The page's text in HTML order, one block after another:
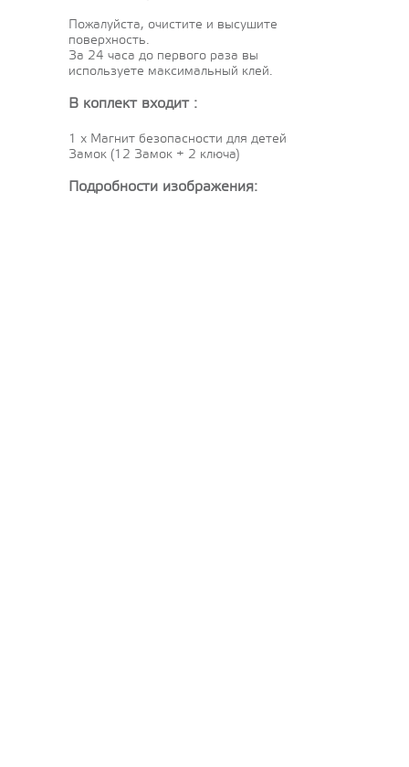
Пожалуйста, очистите и высушите
поверхность.
За 24 часа до первого раза вы
используете максимальный клей.
В коплект входит :
1 x Магнит безопасности для детей
Замок (12 Замок + 2 ключа)
Подробности изображения: